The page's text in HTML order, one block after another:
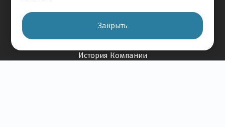
Отзывы о компании
О Компании
История Компании
Закрыть